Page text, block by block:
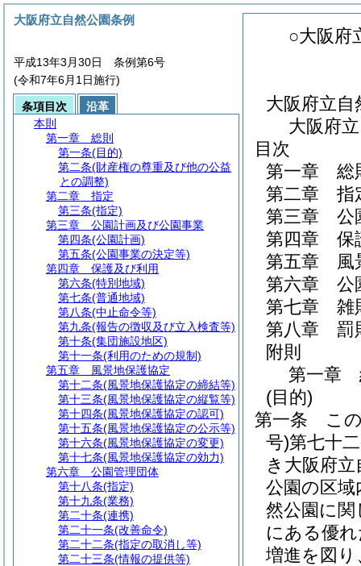
○大阪府
大阪府立
大阪府
目次
第一章
総
第二章
指
第三章
公
第四章
保
第五章
風
第六章
公
第七章
雑
第八章
罰
附則
第一章
(目的)
第一条
こ
号)第七十
き大阪府
公園の区
然公園に
にある優
増進を図
大阪府立自然公園条例
平成13年3月30日 条例第6号
(令和7年6月1日施行)
条項目次
沿革
本則
第一章
総則
第一条(目的)
第二条(財産権の尊重及び他の公益
との調整)
第二章
指定
第三条(指定)
第三章
公園計画及び公園事業
第四条(公園計画)
第五条(公園事業の決定等)
第四章
保護及び利用
第六条(特別地域)
第七条(普通地域)
第八条(中止命令等)
第九条(報告の徴収及び立入検査等)
第十条(集団施設地区)
第十一条(利用のための規制)
第五章
風景地保護協定
第十二条(風景地保護協定の締結等)
第十三条(風景地保護協定の縦覧等)
第十四条(風景地保護協定の認可)
第十五条(風景地保護協定の公示等)
第十六条(風景地保護協定の変更)
第十七条(風景地保護協定の効力)
第六章
公園管理団体
第十八条(指定)
第十九条(業務)
第二十条(連携)
第二十一条(改善命令)
第二十二条(指定の取消し等)
第二十三条(情報の提供等)